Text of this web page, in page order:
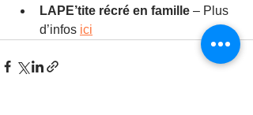
LAPE’tite récré en famille – Plus
d’infos ici